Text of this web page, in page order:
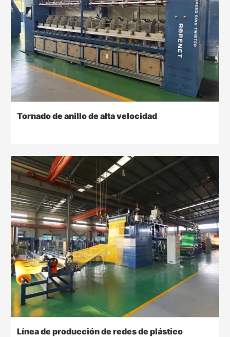
Tornado de anillo de alta velocidad
Línea de producción de redes de plástico